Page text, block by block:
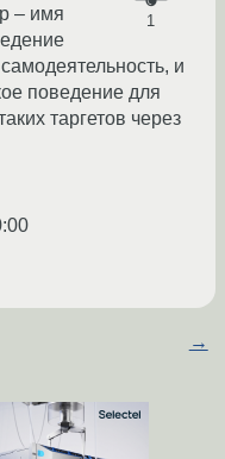
1
– имя
и
поведение для
таргетов через
→